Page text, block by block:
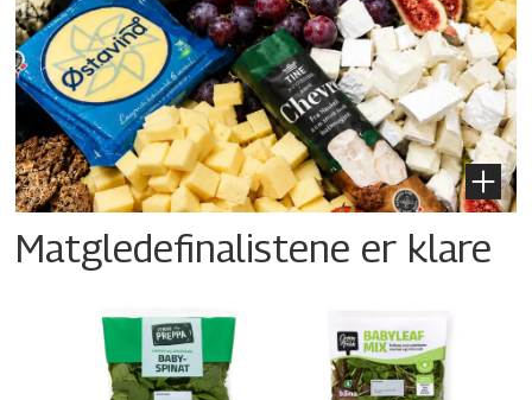
Matgledefinalistene er klare